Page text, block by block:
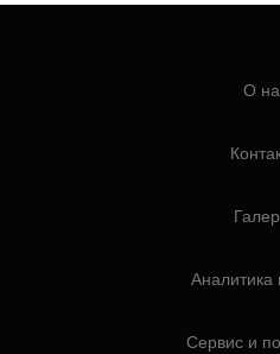
О
Аналитика
Сервис и